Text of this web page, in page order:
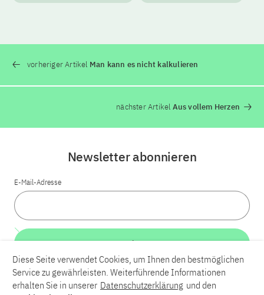
vorheriger Artikel Man kann es nicht kalkulieren
nächster Artikel Aus vollem Herzen
LinkedInBlueskyYouTube
Newsletter abonnieren
E-Mail-Adresse
Weiter
Diese Seite verwendet Cookies, um Ihnen den bestmöglichen
Service zu gewährleisten. Weiterführende Informationen
erhalten Sie in unserer Datenschutzerklärung und den